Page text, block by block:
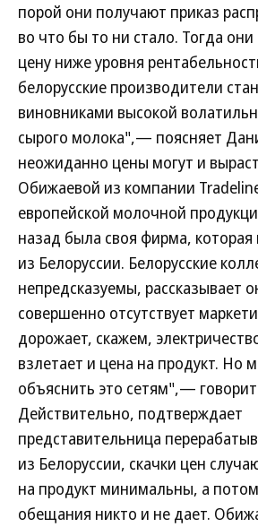
порой они получают приказ
во что бы то ни стало. Тогда они
цену ниже уровня
белорусские производители
виновниками высокой
сырого молока",— поясняет
неожиданно цены могут и
Обижаевой из компании
европейской молочной
назад была своя фирма,
из Белоруссии. Белорусские
непредсказуемы, рассказывает
совершенно отсутствует
дорожает, скажем,
взлетает и цена на продукт. Но
объяснить это сетям",—
Действительно, подтверждает
представительница
из Белоруссии, скачки цен
на продукт минимальны, а
обещания никто и не дает.